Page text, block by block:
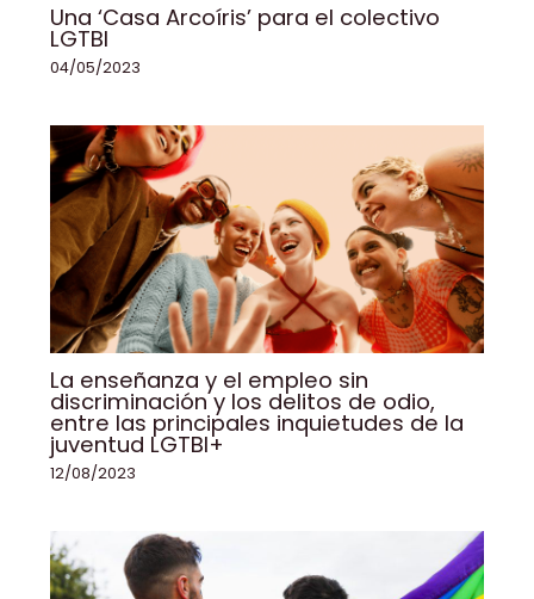
Una ‘Casa Arcoíris’ para el colectivo
LGTBI
04/05/2023
La enseñanza y el empleo sin
discriminación y los delitos de odio,
entre las principales inquietudes de la
juventud LGTBI+
12/08/2023